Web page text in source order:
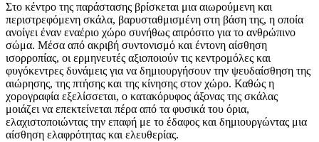
Στο κέντρο της παράστασης βρίσκεται μια αιωρούμενη και
περιστρεφόμενη σκάλα, βαρυσταθμισμένη στη βάση της, η οποία
ανοίγει έναν εναέριο χώρο συνήθως απρόσιτο για το ανθρώπινο
σώμα. Μέσα από ακριβή συντονισμό και έντονη αίσθηση
ισορροπίας, οι ερμηνευτές αξιοποιούν τις κεντρομόλες και
φυγόκεντρες δυνάμεις για να δημιουργήσουν την ψευδαίσθηση της
αιώρησης, της πτήσης και της κίνησης στον χώρο. Καθώς η
χορογραφία εξελίσσεται, ο κατακόρυφος άξονας της σκάλας
μοιάζει να επεκτείνεται πέρα από τα φυσικά του όρια,
ελαχιστοποιώντας την επαφή με το έδαφος και δημιουργώντας μια
αίσθηση ελαφρότητας και ελευθερίας.